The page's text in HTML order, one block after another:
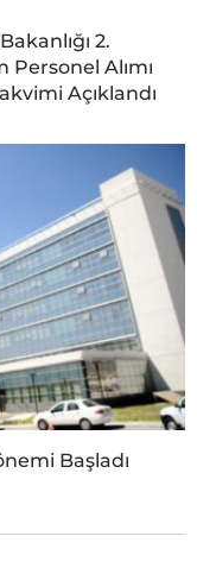
2.
Personel Alımı
Açıklandı
Başladı